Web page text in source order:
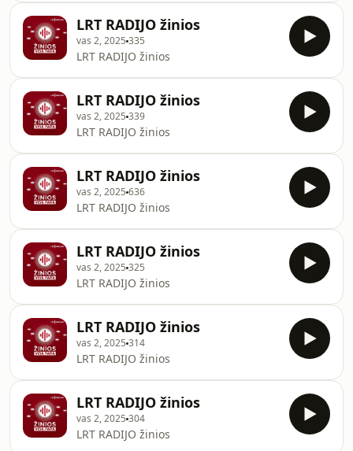
LRT RADIJO žinios
vas 2, 2025 335
LRT RADIJO žinios
LRT RADIJO žinios
vas 2, 2025 339
LRT RADIJO žinios
LRT RADIJO žinios
vas 2, 2025 636
LRT RADIJO žinios
LRT RADIJO žinios
vas 2, 2025 325
LRT RADIJO žinios
LRT RADIJO žinios
vas 2, 2025 314
LRT RADIJO žinios
LRT RADIJO žinios
vas 2, 2025 304
LRT RADIJO žinios